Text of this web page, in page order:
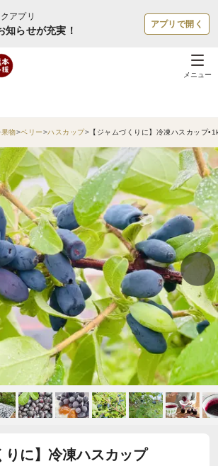
アプリ
知らせが充実！
アプリで開く
メニュー
果物 ベリー ハスカップ 【ジャムづくりに】冷凍ハスカップ
りに】冷凍ハスカップ